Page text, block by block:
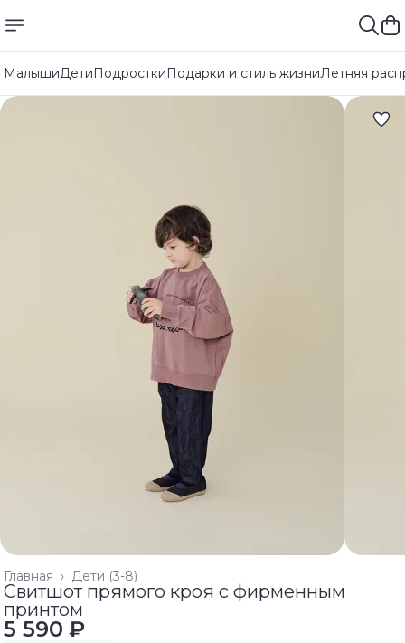
МалышиДетиПодросткиПодарки и стиль жизниЛетняя
Дети (3-8)
Главная ›
Свитшот прямого кроя с фирменным
принтом
5 590 ₽